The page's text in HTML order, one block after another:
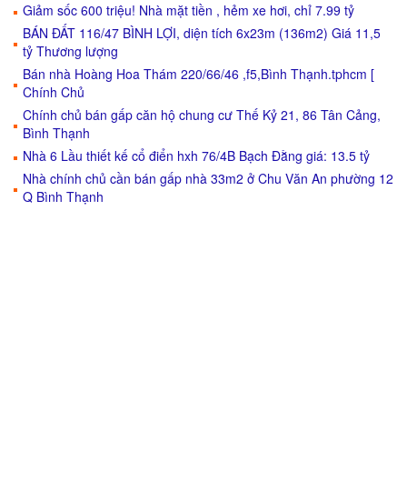
Giảm sốc 600 triệu! Nhà mặt tiền , hẻm xe hơi, chỉ 7.99 tỷ
BÁN ĐẤT 116/47 BÌNH LỢI, diện tích 6x23m (136m2) Giá 11,5
tỷ Thương lượng
Bán nhà Hoàng Hoa Thám 220/66/46 ,f5,Bình Thạnh.tphcm [
Chính Chủ
Chính chủ bán gấp căn hộ chung cư Thế Kỷ 21, 86 Tân Cảng,
Bình Thạnh
Nhà 6 Lầu thiết kế cổ điển hxh 76/4B Bạch Đằng giá: 13.5 tỷ
Nhà chính chủ cần bán gấp nhà 33m2 ở Chu Văn An phường 12
Q Bình Thạnh